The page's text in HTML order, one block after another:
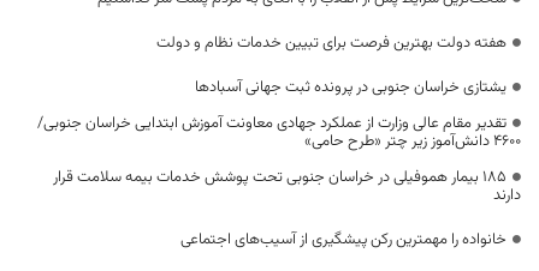
هفته دولت بهترین فرصت برای تبیین خدمات نظام و دولت
یشتازی خراسان جنوبی در پرونده ثبت جهانی آسبادها
تقدیر مقام عالی وزارت از عملکرد جهادی معاونت آموزش ابتدایی خراسان جنوبی/
۴۶۰۰ دانش‌آموز زیر چتر «طرح حامی»
۱۸۵ بیمار هموفیلی در خراسان جنوبی تحت پوشش خدمات بیمه سلامت قرار
دارند
خانواده را مهمترین رکن پیشگیری از آسیب‌های اجتماعی